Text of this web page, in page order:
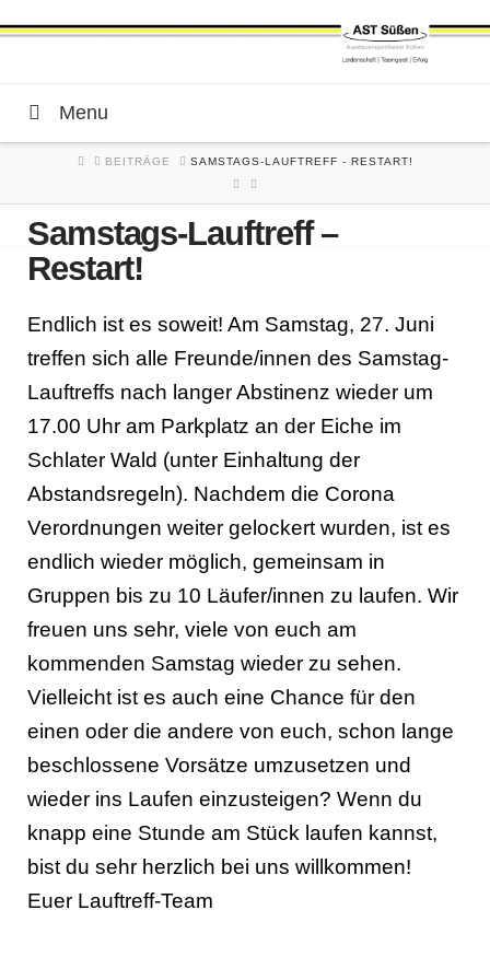
Menu
HOMEBEITRÄGE SAMSTAGS-LAUFTREFF - RESTART!
Samstags-Lauftreff –
Restart!
Endlich ist es soweit! Am Samstag, 27. Juni
treffen sich alle Freunde/innen des Samstag-
Lauftreffs nach langer Abstinenz wieder um
17.00 Uhr am Parkplatz an der Eiche im
Schlater Wald (unter Einhaltung der
Abstandsregeln). Nachdem die Corona
Verordnungen weiter gelockert wurden, ist es
endlich wieder möglich, gemeinsam in
Gruppen bis zu 10 Läufer/innen zu laufen. Wir
freuen uns sehr, viele von euch am
kommenden Samstag wieder zu sehen.
Vielleicht ist es auch eine Chance für den
einen oder die andere von euch, schon lange
beschlossene Vorsätze umzusetzen und
wieder ins Laufen einzusteigen? Wenn du
knapp eine Stunde am Stück laufen kannst,
bist du sehr herzlich bei uns willkommen!
Euer Lauftreff-Team